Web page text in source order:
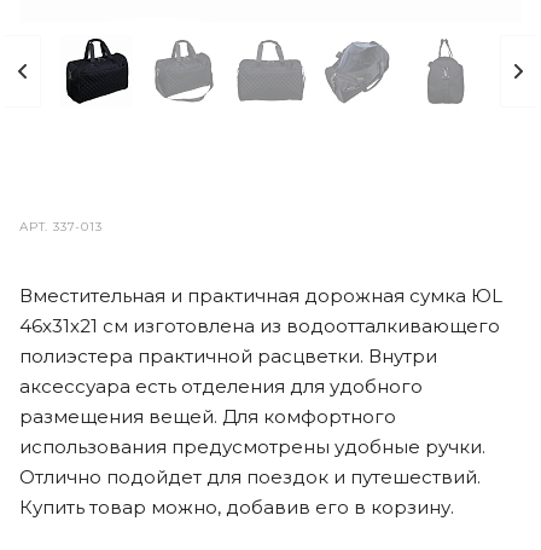
АРТ.337-013
Вместительная и практичная дорожная сумка ЮL
46х31х21 см изготовлена из водоотталкивающего
полиэстера практичной расцветки. Внутри
аксессуара есть отделения для удобного
размещения вещей. Для комфортного
использования предусмотрены удобные ручки.
Отлично подойдет для поездок и путешествий.
Купить товар можно, добавив его в корзину.